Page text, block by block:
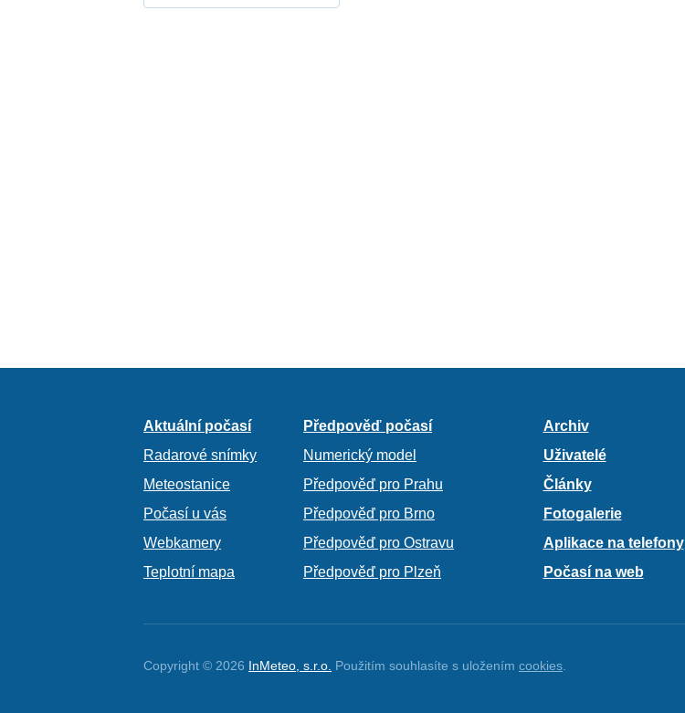
Aktuální počasí
Radarové snímky
Meteostanice
Počasí u vás
Webkamery
Teplotní mapa
Předpověď počasí
Numerický model
Předpověď pro Prahu
Předpověď pro Brno
Předpověď pro Ostravu
Předpověď pro Plzeň
Archiv
Uživatelé
Články
Fotogalerie
Aplikace na telefony
Počasí na web
Copyright © 2026 InMeteo, s.r.o. Použitím souhlasíte s uloženímcookies